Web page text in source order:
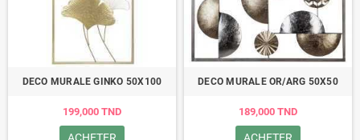
DECO MURALE GINKO 50X100
199,000 TND
DECO MURALE OR/ARG 50X50
189,000 TND